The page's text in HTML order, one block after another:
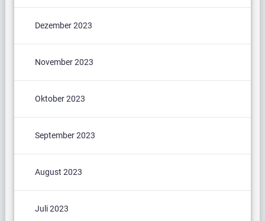
Dezember 2023
November 2023
Oktober 2023
September 2023
August 2023
Juli 2023